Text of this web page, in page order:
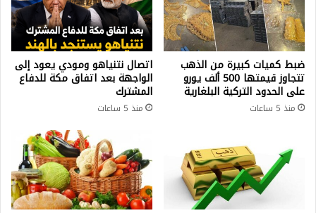
ضبط كميات كبيرة من الذهب
تتجاوز قيمتها 500 ألف يورو
على الحدود التركية البلغارية
منذ 5 ساعات
اتصال نتنياهو ومودي يعود إلى
الواجهة بعد اتفاق مكة للدفاع
المشترك
منذ 5 ساعات